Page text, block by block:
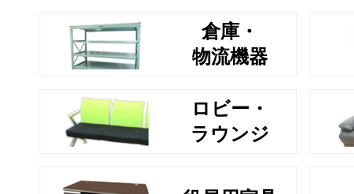
倉庫・
物流機器
ロビー・
ラウンジ